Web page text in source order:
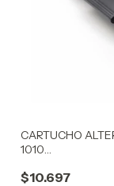
CARTUCHO
1010
$10.697